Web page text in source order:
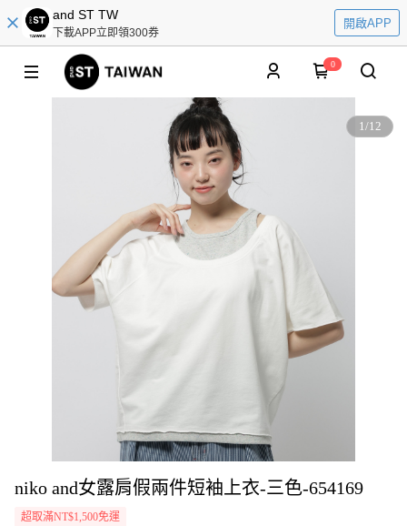
and ST TW
下載APP立即領300券
開啟APP
0
1/12
niko and女露肩假兩件短袖上衣-三色-654169
超取滿NT$1,500免運